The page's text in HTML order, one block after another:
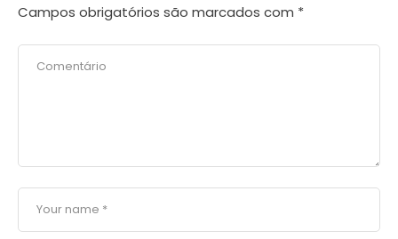
Campos obrigatórios são marcados com *